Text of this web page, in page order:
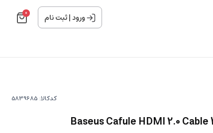
ورود|ثبت نام 0
کدکالا: